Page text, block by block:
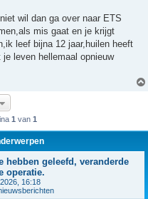
wil dan ga over naar ETS
mis gaat en je krijgt
leef bijna 12 jaar,huilen heeft
leven hellemaal opnieuw
1 van 1
hebben geleefd, veranderde
operatie.
16:18